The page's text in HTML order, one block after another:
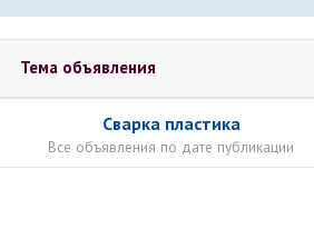
Тема объявления
Сварка пластика
Все объявления по дате публикации